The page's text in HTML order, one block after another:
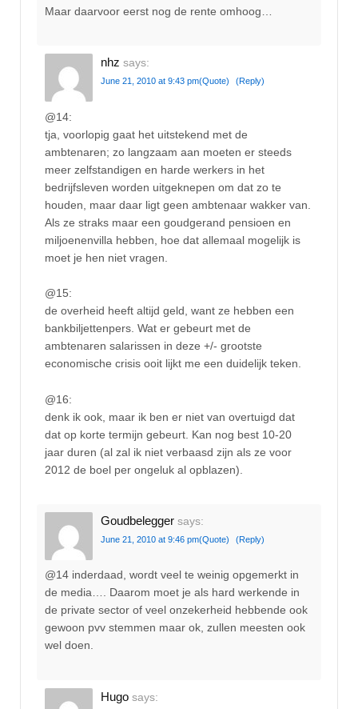
Maar daarvoor eerst nog de rente omhoog…
nhz says:
June 21, 2010 at 9:43 pm(Quote) (Reply)
@14:
tja, voorlopig gaat het uitstekend met de
ambtenaren; zo langzaam aan moeten er steeds
meer zelfstandigen en harde werkers in het
bedrijfsleven worden uitgeknepen om dat zo te
houden, maar daar ligt geen ambtenaar wakker van.
Als ze straks maar een goudgerand pensioen en
miljoenenvilla hebben, hoe dat allemaal mogelijk is
moet je hen niet vragen.
@15:
de overheid heeft altijd geld, want ze hebben een
bankbiljettenpers. Wat er gebeurt met de
ambtenaren salarissen in deze +/- grootste
economische crisis ooit lijkt me een duidelijk teken.
@16:
denk ik ook, maar ik ben er niet van overtuigd dat
dat op korte termijn gebeurt. Kan nog best 10-20
jaar duren (al zal ik niet verbaasd zijn als ze voor
2012 de boel per ongeluk al opblazen).
Goudbelegger says:
June 21, 2010 at 9:46 pm(Quote) (Reply)
@14 inderdaad, wordt veel te weinig opgemerkt in
de media…. Daarom moet je als hard werkende in
de private sector of veel onzekerheid hebbende ook
gewoon pvv stemmen maar ok, zullen meesten ook
wel doen.
Hugo says: